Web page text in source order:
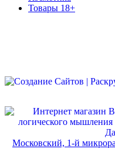
Товары 18+
Московский, 1-й